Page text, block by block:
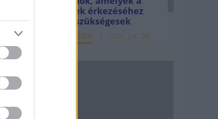
a
a
az
pénzek érkezéséhez
még szükségesek
ELEMZÉSEK 2026. júl. 20.